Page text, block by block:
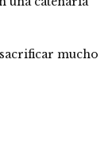
mucho